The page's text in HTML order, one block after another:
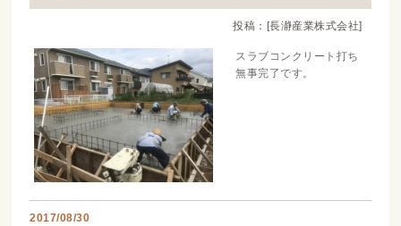
投稿：[長瀞産業株式会社]
スラブコンクリート打ち
無事完了です。
2017/08/30